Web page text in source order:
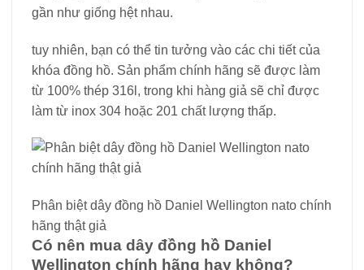
gần như giống hệt nhau.
tuy nhiên, bạn có thể tin tưởng vào các chi tiết của
khóa đồng hồ. Sản phẩm chính hãng sẽ được làm
từ 100% thép 316l, trong khi hàng giả sẽ chỉ được
làm từ inox 304 hoặc 201 chất lượng thấp.
Phân biệt dây đồng hồ Daniel Wellington nato chính
hãng thật giả
Có nên mua dây đồng hồ Daniel
Wellington chính hãng hay không?